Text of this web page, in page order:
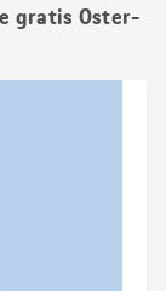
gratis Oster-